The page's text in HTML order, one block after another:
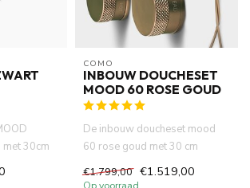
30cm
COMO
INBOUW DOUCHESET
MOOD 60 ROSE GOUD
De inbouw doucheset mood
60 rose goud met 30 cm
ingebou...
€1.799,00 €1.519,00
Op voorraad